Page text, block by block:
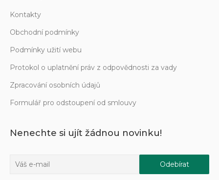
Kontakty
Obchodní podmínky
Podmínky užití webu
Protokol o uplatnění práv z odpovědnosti za vady
Zpracování osobních údajů
Formulář pro odstoupení od smlouvy
Nenechte si ujít žádnou novinku!